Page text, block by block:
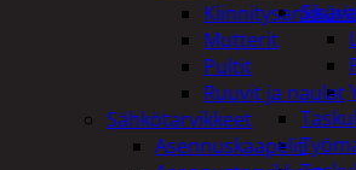
Kiinnitysankkurit
Mutterit
Pultit
Ruuvit ja naulat
Sähkötarvikkeet
Asennuskaapelit